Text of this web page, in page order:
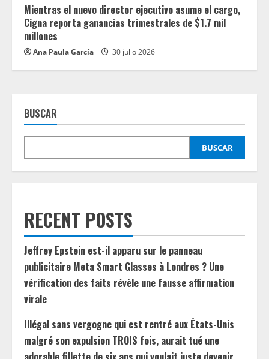
Mientras el nuevo director ejecutivo asume el cargo,
Cigna reporta ganancias trimestrales de $1.7 mil
millones
Ana Paula García 30 julio 2026
BUSCAR
BUSCAR
RECENT POSTS
Jeffrey Epstein est-il apparu sur le panneau
publicitaire Meta Smart Glasses à Londres ? Une
vérification des faits révèle une fausse affirmation
virale
Illégal sans vergogne qui est rentré aux États-Unis
malgré son expulsion TROIS fois, aurait tué une